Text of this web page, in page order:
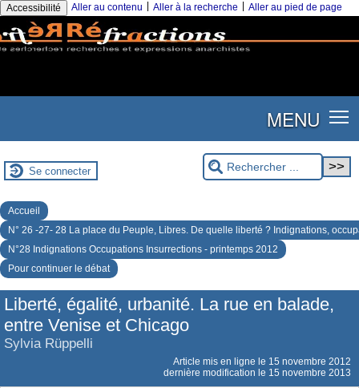
Accessibilité Aller au contenu Aller à la recherche Aller au pied de page
MENU
Se connecter
Accueil
N° 26 -27- 28 La place du Peuple, Libres. De quelle liberté ? Indignations,
N°28 Indignations Occupations Insurrections - printemps 2012
Pour continuer le débat
Liberté, égalité, urbanité. La rue en balade,
entre Venise et Chicago
Sylvia Rüppelli
Article mis en ligne le 15 novembre 2012
dernière modification le 15 novembre 2013